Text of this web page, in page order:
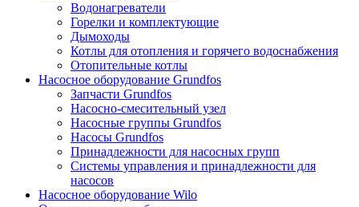
Водонагреватели
Горелки и комплектующие
Дымоходы
Котлы для отопления и горячего водоснабжения
Отопительные котлы
Насосное оборудование Grundfos
Запчасти Grundfos
Насосно-смесительный узел
Насосные группы Grundfos
Насосы Grundfos
Принадлежности для насосных групп
Системы управления и принадлежности для
насосов
Насосное оборудование Wilo